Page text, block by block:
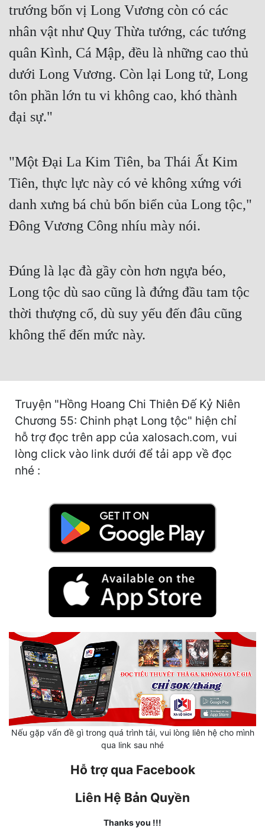
Huyền Ảo
Học Đường
Khoa Huyễn
Kinh Dị
Kiếm Hiệp
Kỳ Huyễn
Kỳ Ảo
Làm Giàu
Ngược
Nữ Cường
Nữ Phụ
Sắc
Thanh Xuân
Tiên Hiệp
Tiểu Thuyết
trướng bốn vị Long Vương còn có các
nhân vật như Quy Thừa tướng, các tướng
quân Kình, Cá Mập, đều là những cao thủ
dưới Long Vương. Còn lại Long tử, Long
tôn phần lớn tu vi không cao, khó thành
đại sự."
"Một Đại La Kim Tiên, ba Thái Ất Kim
Tiên, thực lực này có vẻ không xứng với
danh xưng bá chủ bốn biển của Long tộc,"
Đông Vương Công nhíu mày nói.
Đúng là lạc đà gầy còn hơn ngựa béo,
Long tộc dù sao cũng là đứng đầu tam tộc
thời thượng cổ, dù suy yếu đến đâu cũng
không thể đến mức này.
Truyện "Hồng Hoang Chi Thiên Đế Kỷ Niên
Chương 55: Chinh phạt Long tộc" hiện chỉ
hỗ trợ đọc trên app của xalosach.com, vui
lòng click vào link dưới để tải app về đọc
nhé :
Nếu gặp vấn đề gì trong quá trình tải, vui lòng liên hệ cho mình
qua link sau nhé
Hỗ trợ qua Facebook
Liên Hệ Bản Quyền
Thanks you !!!